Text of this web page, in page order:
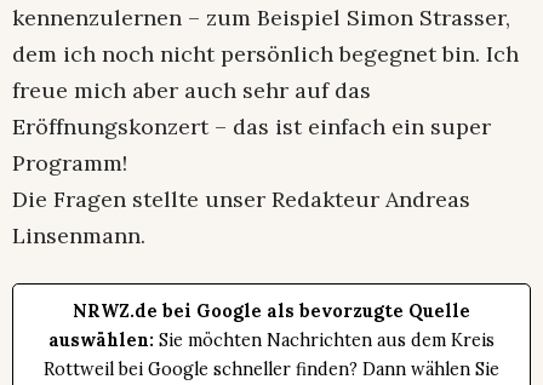
kennenzulernen – zum Beispiel Simon Strasser,
dem ich noch nicht persönlich begegnet bin. Ich
freue mich aber auch sehr auf das
Eröffnungskonzert – das ist einfach ein super
Programm!
Die Fragen stellte unser Redakteur Andreas
Linsenmann.
NRWZ.de bei Google als bevorzugte Quelle
auswählen: Sie möchten Nachrichten aus dem Kreis
Rottweil bei Google schneller finden? Dann wählen Sie